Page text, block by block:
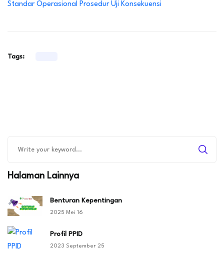
Standar Operasional Prosedur Uji Konsekuensi
Tags:
Halaman Lainnya
Benturan Kepentingan
2025 Mei 16
Profil PPID
2023 September 25